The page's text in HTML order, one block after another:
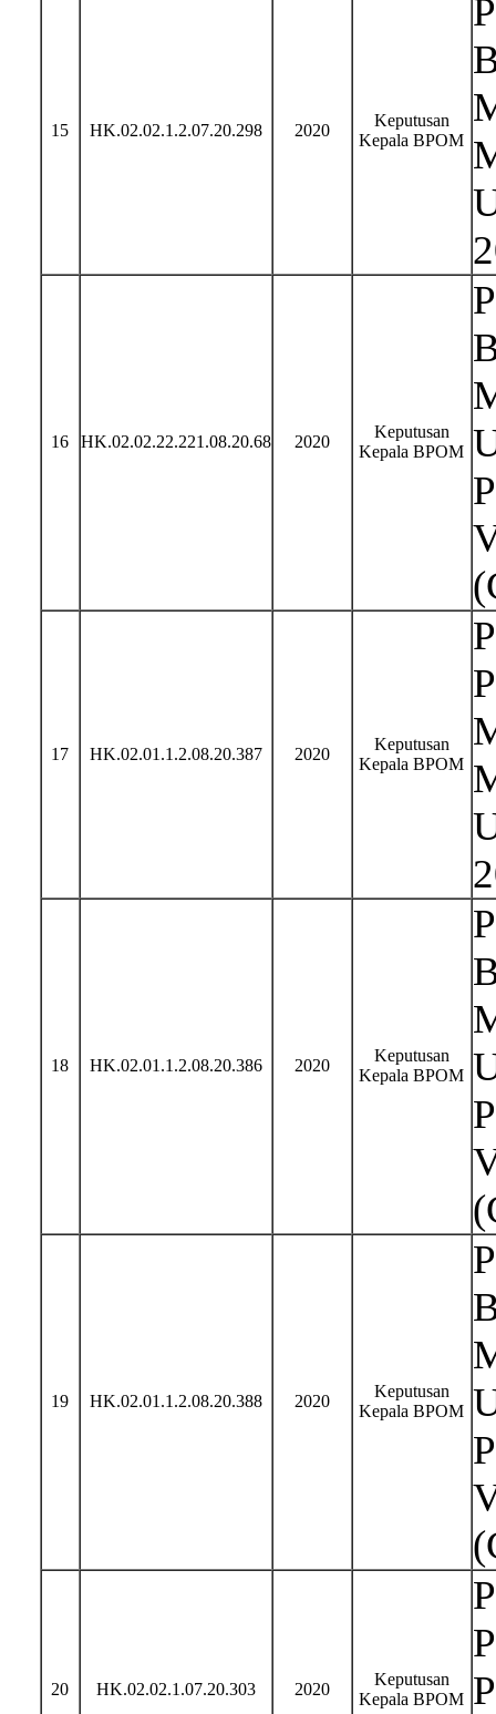
15 HK.02.02.1.2.07.20.298 2020
Keputusan
Kepala BPOM
16 HK.02.02.22.221.08.20.68 2020
Keputusan
Kepala BPOM
17 HK.02.01.1.2.08.20.387 2020
Keputusan
Kepala BPOM
18 HK.02.01.1.2.08.20.386 2020
Keputusan
Kepala BPOM
19 HK.02.01.1.2.08.20.388 2020
Keputusan
Kepala BPOM
20 HK.02.02.1.07.20.303 2020
Keputusan
Kepala BPOM